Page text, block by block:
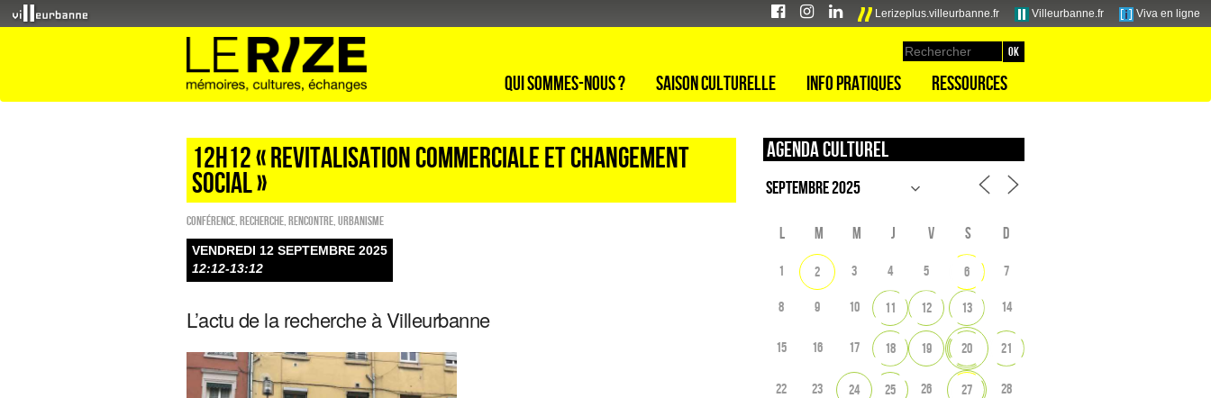
Lerizeplus.villeurbanne.fr Villeurbanne.fr Viva en ligne
Qui sommes-nous ? Saison culturelle Info pratiques Ressources
12H12 « Revitalisation commerciale et changement
social »
Conférence Recherche Rencontre Urbanisme
VENDREDI 12 SEPTEMBRE 2025
12:12-13:12
L’actu de la recherche à Villeurbanne
Agenda culturel
L M M J V S D
1 2 3 4 5 6 7
8 9 10 11 12 13 14
15 16 17 18 19 20 21
22 23 24 25 26 27 28